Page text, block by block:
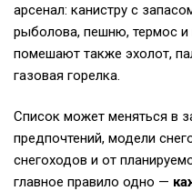
арсенал: канистру с
рыболова, пешню, термос и
помешают также эхолот,
газовая горелка.
Список может меняться в
предпочтений, модели
снегоходов и от
главное правило одно —